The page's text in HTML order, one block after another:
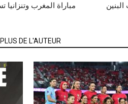
مباراة المغرب
PLUS DE L'AUTEUR